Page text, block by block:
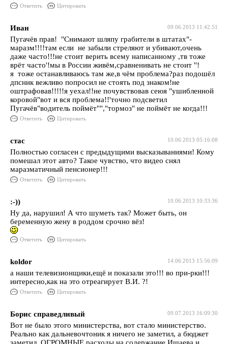
Ответить Цитировать
09.06.2013 11:42:51
Иван
Пугачёв прав! "Снимают шляпу грабители в штатах"-
маразм!!!!там если не забыли стреляют и убивают,очень
даже часто!!!не стоит верить всему написанному ,тв тоже
врёт часто'!мы в России живём,сравненивать не стоит ''!
я тоже останавливаюсь там же,в чём проблема?раз подошёл
дпсник вежливо попросил не стоять под знаком!не
оштрафовав!!!!!я уехал!!не почувствовав сеюя "ушибленной
коровой"вот и вся проблема!!'точно подсветил
Пугачёв"водитель поймёт"","тормоз" не поймёт не когда!!!
Ответить Цитировать
10.06.2013 05:16:08
стас
Полностью согласен с предыдущими высказываниями! Кому
помешал этот авто? Такое чувство, что видео снял
маразматичный пенсионер!!!
Ответить Цитировать
10.06.2013 10:33:36
:-))
Ну да, нарушил! А что шуметь так? Может быть, он
беременную жену в роддом срочно вёз!
Ответить Цитировать
14.06.2013 15:56:09
koldor
а наши телевизионщики,ещё и показали это!!! во при-рки!!!
интересно,как на это отреагирует В.И. ?!
Ответить Цитировать
09.07.2013 16:09:30
Борис справедливый
Вот не было этого министерства, вот стало министерство.
Реально как дальневочтоник я ничего не заметил, а бюджет